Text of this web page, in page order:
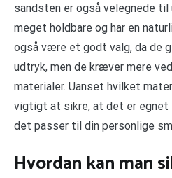
sandsten er også velegnede til
meget holdbare og har en
også være et godt valg, da de
udtryk, men de kræver mere
materialer. Uanset hvilket
vigtigt at sikre, at det er egnet
det passer til din personlige
Hvordan kan man